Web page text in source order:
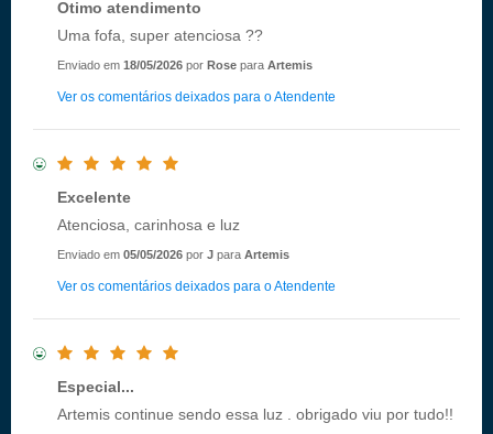
Otimo atendimento
Uma fofa, super atenciosa ??
Enviado em 18/05/2026 por Rose para Artemis
Ver os comentários deixados para o Atendente
Excelente
Atenciosa, carinhosa e luz
Enviado em 05/05/2026 por J para Artemis
Ver os comentários deixados para o Atendente
Especial...
Artemis continue sendo essa luz . obrigado viu por tudo!!